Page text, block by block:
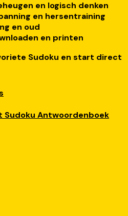
en logisch denken
en hersentraining
en oud
en printen
Sudoku en start direct
Sudoku Antwoordenboek